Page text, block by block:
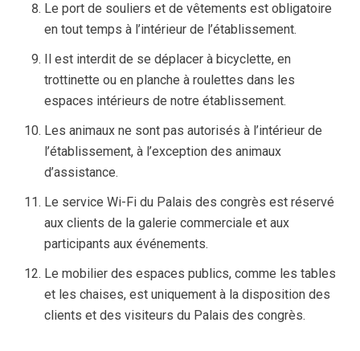
Le port de souliers et de vêtements est obligatoire
en tout temps à l’intérieur de l’établissement.
Il est interdit de se déplacer à bicyclette, en
trottinette ou en planche à roulettes dans les
espaces intérieurs de notre établissement.
Les animaux ne sont pas autorisés à l’intérieur de
l’établissement, à l’exception des animaux
d’assistance.
Le service Wi-Fi du Palais des congrès est réservé
aux clients de la galerie commerciale et aux
participants aux événements.
Le mobilier des espaces publics, comme les tables
et les chaises, est uniquement à la disposition des
clients et des visiteurs du Palais des congrès.